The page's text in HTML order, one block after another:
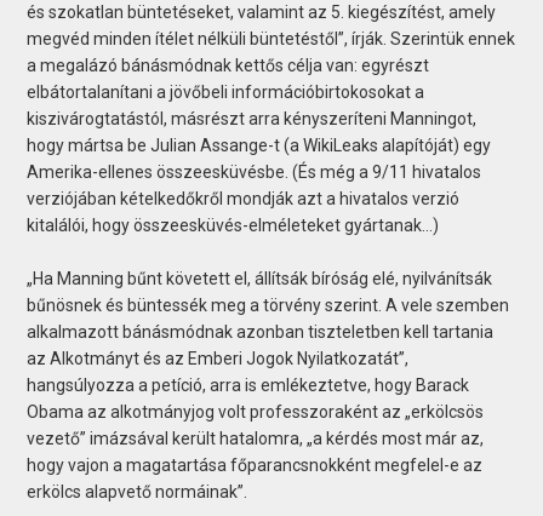
és szokatlan büntetéseket, valamint az 5. kiegészítést, amely
megvéd minden ítélet nélküli büntetéstől”, írják. Szerintük ennek
a megalázó bánásmódnak kettős célja van: egyrészt
elbátortalanítani a jövőbeli információbirtokosokat a
kiszivárogtatástól, másrészt arra kényszeríteni Manningot,
hogy mártsa be Julian Assange-t (a WikiLeaks alapítóját) egy
Amerika-ellenes összeesküvésbe. (És még a 9/11 hivatalos
verziójában kételkedőkről mondják azt a hivatalos verzió
kitalálói, hogy összeesküvés-elméleteket gyártanak…)
„Ha Manning bűnt követett el, állítsák bíróság elé, nyilvánítsák
bűnösnek és büntessék meg a törvény szerint. A vele szemben
alkalmazott bánásmódnak azonban tiszteletben kell tartania
az Alkotmányt és az Emberi Jogok Nyilatkozatát”,
hangsúlyozza a petíció, arra is emlékeztetve, hogy Barack
Obama az alkotmányjog volt professzoraként az „erkölcsös
vezető” imázsával került hatalomra, „a kérdés most már az,
hogy vajon a magatartása főparancsnokként megfelel-e az
erkölcs alapvető normáinak”.